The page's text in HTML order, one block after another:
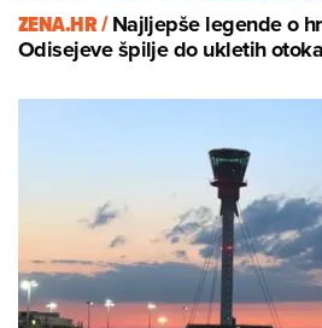
ZENA.HR /Najljepše legende o
Odisejeve špilje do ukletih